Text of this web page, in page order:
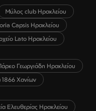
Μύλος club Ηρακλείου
Capsis Ηρακλείου
Lato Ηρακλείου
Γεωργιάδη Ηρακλείου
1866 Χανίων
Ελευθερίας Ηρακλείου